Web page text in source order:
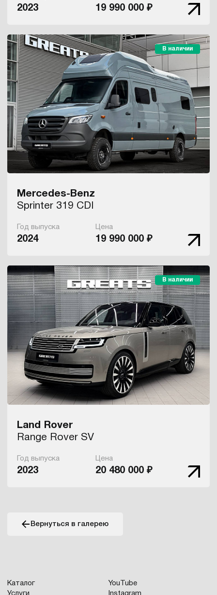
2023 19 990 000 ₽
В наличии
Mercedes-Benz
Sprinter 319 CDI
Год выпуска
2024
Цена
19 990 000 ₽
В наличии
Land Rover
Range Rover SV
Год выпуска
2023
Цена
20 480 000 ₽
Вернуться в галерею
Каталог
Услуги
YouTube
Instagram